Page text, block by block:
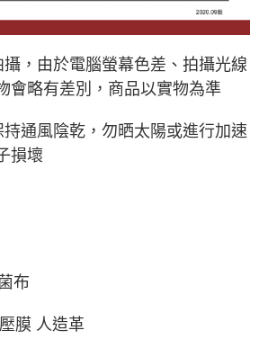
，由於電腦螢幕色差、拍攝光線
會略有差別，商品以實物為準
通風陰乾，勿晒太陽或進行加速
損壞
布
膜 人造革